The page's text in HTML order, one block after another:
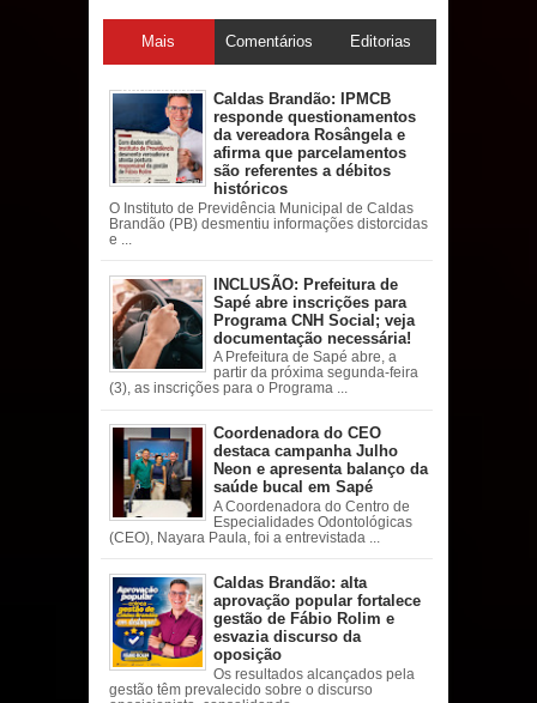
Mais
acessadas
Comentários Editorias
Caldas Brandão: IPMCB
responde questionamentos
da vereadora Rosângela e
afirma que parcelamentos
são referentes a débitos
históricos
O Instituto de Previdência Municipal de Caldas
Brandão (PB) desmentiu informações distorcidas
e ...
INCLUSÃO: Prefeitura de
Sapé abre inscrições para
Programa CNH Social; veja
documentação necessária!
A Prefeitura de Sapé abre, a
partir da próxima segunda-feira
(3), as inscrições para o Programa ...
Coordenadora do CEO
destaca campanha Julho
Neon e apresenta balanço da
saúde bucal em Sapé
A Coordenadora do Centro de
Especialidades Odontológicas
(CEO), Nayara Paula, foi a entrevistada ...
Caldas Brandão: alta
aprovação popular fortalece
gestão de Fábio Rolim e
esvazia discurso da
oposição
Os resultados alcançados pela
gestão têm prevalecido sobre o discurso